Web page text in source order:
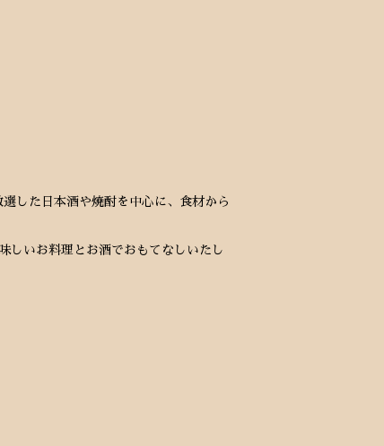
した日本酒や焼酎を中心に、食材から
しいお料理とお酒でおもてなしいたし